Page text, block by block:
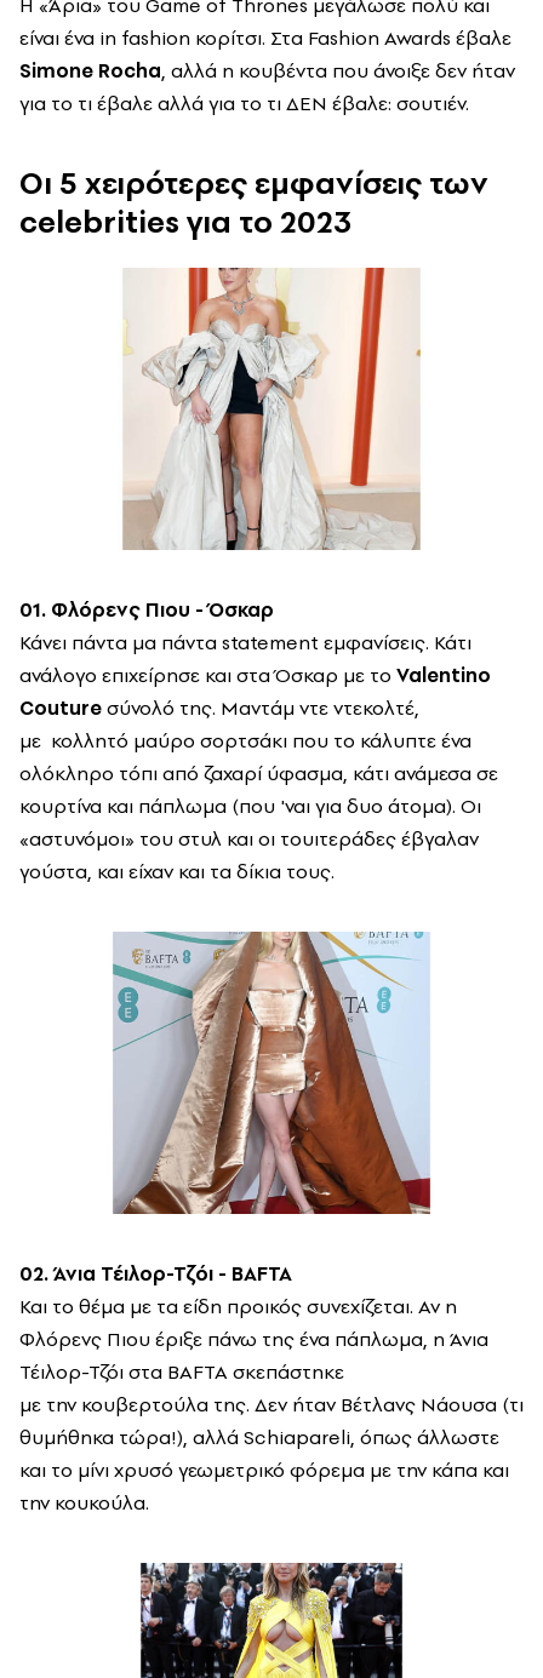
Η «Άρια» του Game of Thrones μεγάλωσε πολύ και
είναι ένα in fashion κορίτσι. Στα Fashion Awards έβαλε
Simone Rocha, αλλά η κουβέντα που άνοιξε δεν ήταν
για το τι έβαλε αλλά για το τι ΔΕΝ έβαλε: σουτιέν.
Οι 5 χειρότερες εμφανίσεις των
celebrities για το 2023
01. Φλόρενς Πιου - Όσκαρ
Κάνει πάντα μα πάντα statement εμφανίσεις. Κάτι
ανάλογο επιχείρησε και στα Όσκαρ με το Valentino
Coutureσύνολό της. Mαντάμ ντε ντεκολτέ,
με κολλητό μαύρο σορτσάκι που το κάλυπτε ένα
ολόκληρο τόπι από ζαχαρί ύφασμα, κάτι ανάμεσα σε
κουρτίνα και πάπλωμα (που 'ναι για δυο άτομα). Οι
«αστυνόμοι» του στυλ και οι τουιτεράδες έβγαλαν
γούστα, και είχαν και τα δίκια τους.
02. Άνια Τέιλορ-Τζόι - BAFTA
Και το θέμα με τα είδη προικός συνεχίζεται. Αν η
Φλόρενς Πιου έριξε πάνω της ένα πάπλωμα, η Άνια
Τέιλορ-Τζόι στα BAFTA σκεπάστηκε
με την κουβερτούλα της. Δεν ήταν Βέτλανς Νάουσα (τι
θυμήθηκα τώρα!), αλλά Schiapareli, όπως άλλωστε
και το μίνι χρυσό γεωμετρικό φόρεμα με την κάπα και
την κουκούλα.